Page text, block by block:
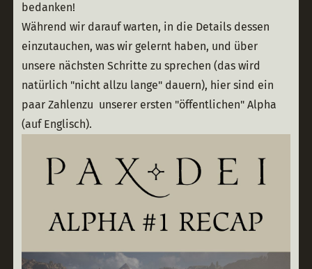
bedanken!
Während wir darauf warten, in die Details dessen
einzutauchen, was wir gelernt haben, und über
unsere nächsten Schritte zu sprechen (das wird
natürlich "nicht allzu lange" dauern), hier sind ein
paar Zahlenzu  unserer ersten "öffentlichen" Alpha
(auf Englisch).